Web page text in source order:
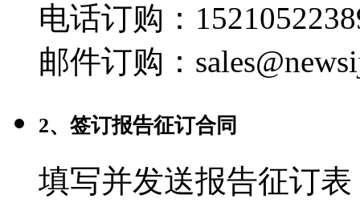
电话订购：
邮件订购：
2、签订报告征订合同
填写并发送报告征订表